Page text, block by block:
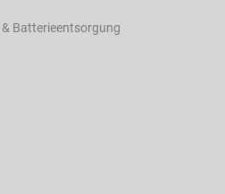
Batterieentsorgung